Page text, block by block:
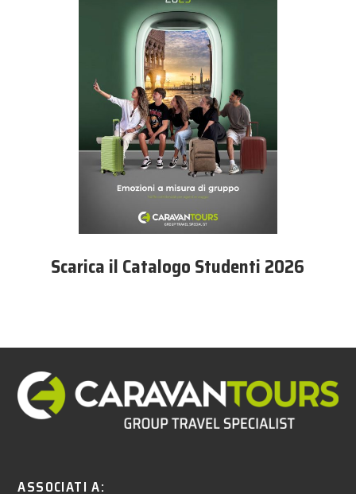
Scarica il Catalogo Studenti 2026
ASSOCIATI A: